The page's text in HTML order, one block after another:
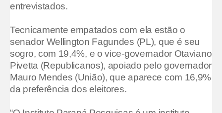
entrevistados.
Tecnicamente empatados com ela estão o
senador Wellington Fagundes (PL), que é seu
sogro, com 19,4%, e o vice-governador Otaviano
Pivetta (Republicanos), apoiado pelo governador
Mauro Mendes (União), que aparece com 16,9%
da preferência dos eleitores.